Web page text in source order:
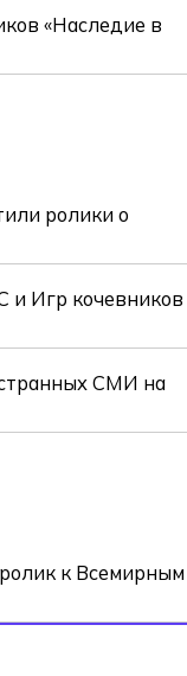
«Наследие в
ролики о
и Игр кочевников
СМИ на
к Всемирным